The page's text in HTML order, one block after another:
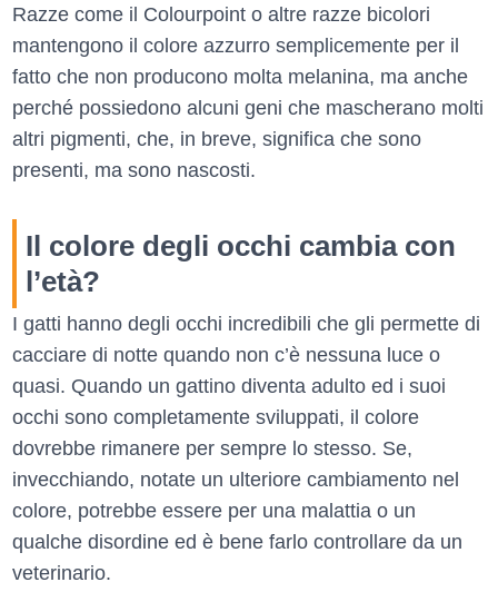
Razze come il Colourpoint o altre razze bicolori
mantengono il colore azzurro semplicemente per il
fatto che non producono molta melanina, ma anche
perché possiedono alcuni geni che mascherano molti
altri pigmenti, che, in breve, significa che sono
presenti, ma sono nascosti.
Il colore degli occhi cambia con
l’età?
I gatti hanno degli occhi incredibili che gli permette di
cacciare di notte quando non c’è nessuna luce o
quasi. Quando un gattino diventa adulto ed i suoi
occhi sono completamente sviluppati, il colore
dovrebbe rimanere per sempre lo stesso. Se,
invecchiando, notate un ulteriore cambiamento nel
colore, potrebbe essere per una malattia o un
qualche disordine ed è bene farlo controllare da un
veterinario.